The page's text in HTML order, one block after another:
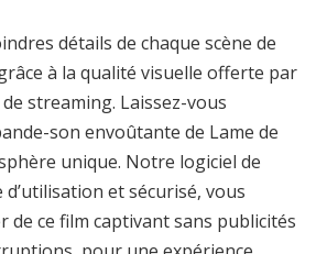
détails de chaque scène de
à la qualité visuelle offerte par
streaming. Laissez-vous
son envoûtante de Lame de
unique. Notre logiciel de
et sécurisé, vous
de ce film captivant sans publicités